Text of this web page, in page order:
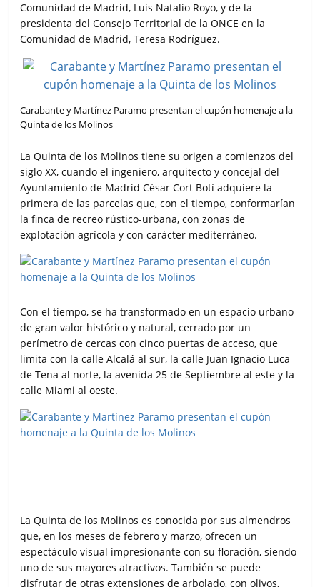
Comunidad de Madrid, Luis Natalio Royo, y de la
presidenta del Consejo Territorial de la ONCE en la
Comunidad de Madrid, Teresa Rodríguez.
Carabante y Martínez Paramo presentan el cupón homenaje a la
Quinta de los Molinos
La Quinta de los Molinos tiene su origen a comienzos del
siglo XX, cuando el ingeniero, arquitecto y concejal del
Ayuntamiento de Madrid César Cort Botí adquiere la
primera de las parcelas que, con el tiempo, conformarían
la finca de recreo rústico-urbana, con zonas de
explotación agrícola y con carácter mediterráneo.
Con el tiempo, se ha transformado en un espacio urbano
de gran valor histórico y natural, cerrado por un
perímetro de cercas con cinco puertas de acceso, que
limita con la calle Alcalá al sur, la calle Juan Ignacio Luca
de Tena al norte, la avenida 25 de Septiembre al este y la
calle Miami al oeste.
La Quinta de los Molinos es conocida por sus almendros
que, en los meses de febrero y marzo, ofrecen un
espectáculo visual impresionante con su floración, siendo
uno de sus mayores atractivos. También se puede
disfrutar de otras extensiones de arbolado, con olivos,